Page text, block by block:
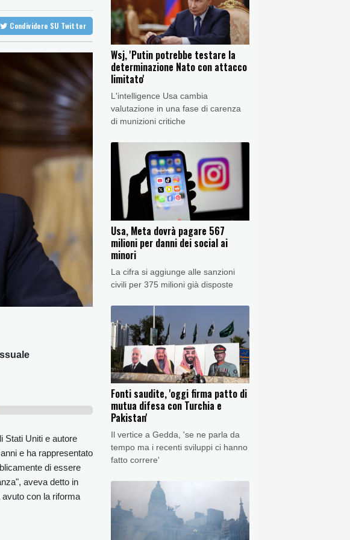
al Parlamento argentino, scontri
al Parlamento argentino, scontri
crisi a Ceuta
crisi a Ceuta
Condividere SU Twitter
Stati Uniti e autore
e ha rappresentato
di essere
aveva detto in
con la riforma
Wsj, 'Putin potrebbe testare la
determinazione Nato con attacco
limitato'
L'intelligence Usa cambia
valutazione in una fase di carenza
di munizioni critiche
Usa, Meta dovrà pagare 567
milioni per danni dei social ai
minori
La cifra si aggiunge alle sanzioni
civili per 375 milioni già disposte
Fonti saudite, 'oggi firma patto di
mutua difesa con Turchia e
Pakistan'
Il vertice a Gedda, 'se ne parla da
tempo ma i recenti sviluppi ci hanno
fatto correre'